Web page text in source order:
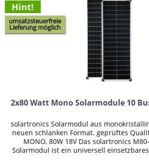
Hint!
umsatzsteuerfreie
Lieferung möglich
2x80 Watt Mono Solarmodule 10
solartronics Solarmodul aus
neuen schlanken Format. geprüftes
MONO, 80W 18V Das solartronics
Solarmodul ist ein universell